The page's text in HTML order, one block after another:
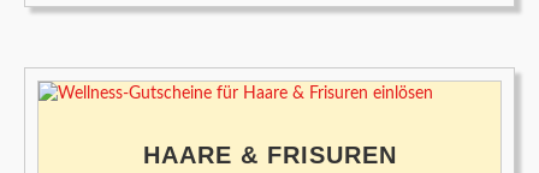
HAARE & FRISUREN